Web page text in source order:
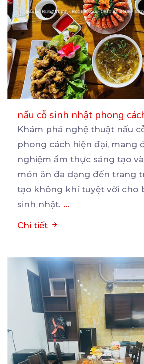
nấu cỗ sinh nhật phong
Khám phá nghệ thuật nấu
phong cách hiện đại, mang
nghiệm ẩm thực sáng tạo
món ăn đa dạng đến trang
tạo không khí tuyệt vời cho
sinh nhật. ...
Chi tiết